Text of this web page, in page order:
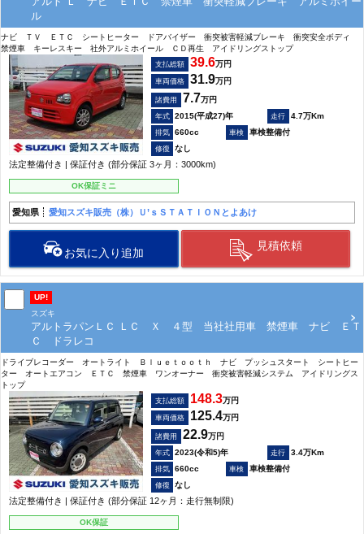
ル
ナビ ＴＶ ＥＴＣ シートヒーター ドアバイザー 衝突被害軽減ブレーキ 衝突安全ボディ
禁煙車 キーレスキー 社外アルミホイール ＣＤ再生 アイドリングストップ
支払総額 39.6万円
車両価格 31.9万円
諸費用 7.7万円
2015(平成27)年
4.7万Km
660cc
車検整備付
なし
法定整備付き | 保証付き (部分保証 3ヶ月：3000km)
OK保証ミニ
愛知県 愛知スズキ販売（株）Ｕ’ｓＳＴＡＴＩＯＮとよあけ
お気に入り追加
見積依頼
UP!
スズキ
アルトラパンＬＣ ＬＣ Ｘ ４型 当社社用車 禁煙車 ナビ ＥＴ
Ｃ ドラレコ
ドライブレコーダー オートライト Ｂｌｕｅｔｏｏｔｈ ナビ プッシュスタート シートヒー
ター オートエアコン ＥＴＣ 禁煙車 ワンオーナー 衝突被害軽減システム アイドリングス
トップ
支払総額 148.3万円
車両価格 125.4万円
諸費用 22.9万円
2023(令和5)年
3.4万Km
660cc
車検整備付
なし
法定整備付き | 保証付き (部分保証 12ヶ月：走行無制限)
OK保証